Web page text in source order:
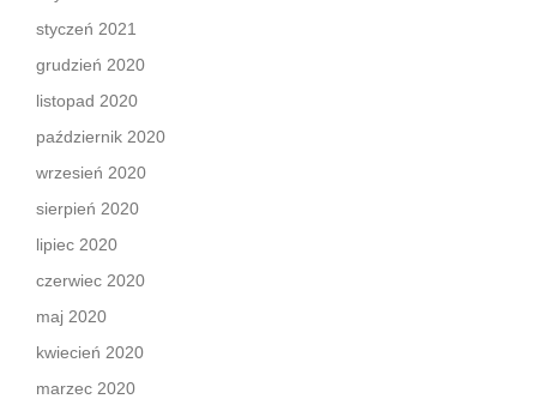
styczeń 2021
grudzień 2020
listopad 2020
październik 2020
wrzesień 2020
sierpień 2020
lipiec 2020
czerwiec 2020
maj 2020
kwiecień 2020
marzec 2020